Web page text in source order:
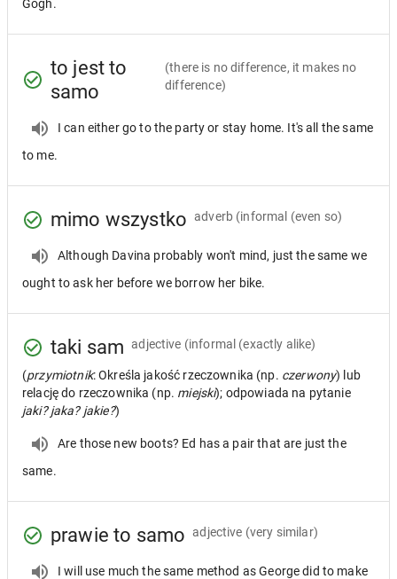
Gogh.
to jest to
samo
(there is no difference, it makes no
difference)
I can either go to the party or stay home. It's all the same
to me.
mimo wszystko adverb (informal (even so)
Although Davina probably won't mind, just the same we
ought to ask her before we borrow her bike.
taki sam adjective (informal (exactly alike)
(przymiotnik: Określa jakość rzeczownika (np. czerwony) lub
relację do rzeczownika (np. miejski); odpowiada na pytanie
jaki? jaka? jakie?)
Are those new boots? Ed has a pair that are just the
same.
prawie to samo adjective (very similar)
I will use much the same method as George did to make